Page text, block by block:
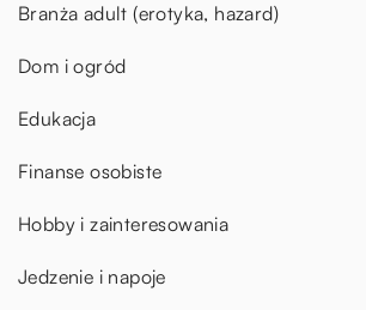
Branża adult (erotyka, hazard)
Dom i ogród
Edukacja
Finanse osobiste
Hobby i zainteresowania
Jedzenie i napoje